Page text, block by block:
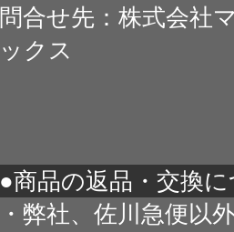
問合せ先：株式会社
ックス
●商品の返品・交換
・弊社、佐川急便以